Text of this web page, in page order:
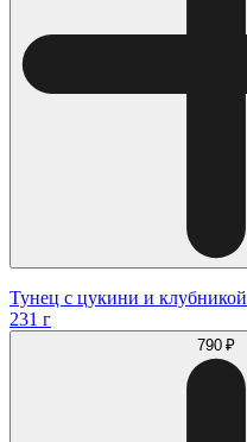
Тунец с цукини и клубникой
231 г
790 ₽